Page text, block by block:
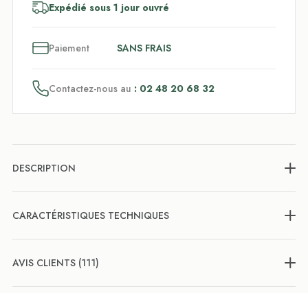
Expédié sous 1 jour ouvré
Paiement SANS FRAIS
Contactez-nous au : 02 48 20 68 32
DESCRIPTION
CARACTÉRISTIQUES TECHNIQUES
AVIS CLIENTS (111)